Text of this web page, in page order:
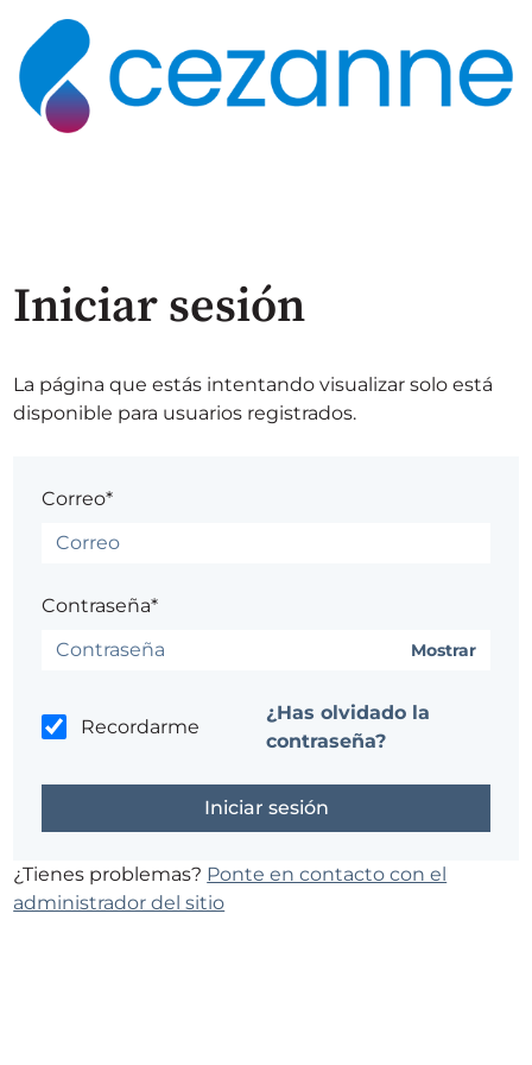
Iniciar sesión
La página que estás intentando visualizar solo está
disponible para usuarios registrados.
Correo*
Contraseña*
Mostrar
Recordarme
¿Has olvidado la
contraseña?
¿Tienes problemas? Ponte en contacto con el
administrador del sitio